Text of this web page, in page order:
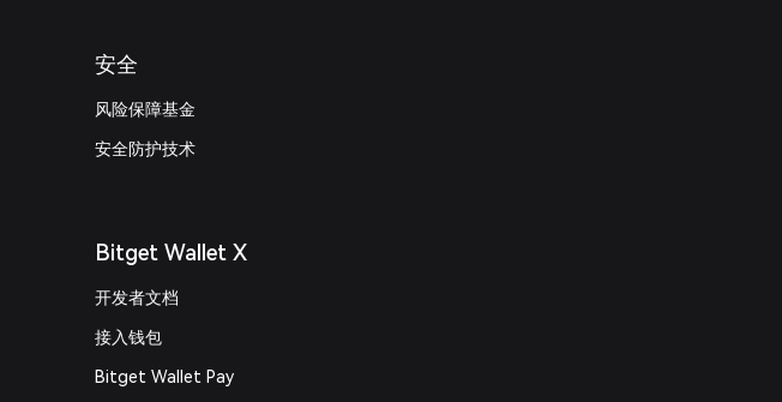
安全
风险保障基金
安全防护技术
Bitget Wallet X
开发者文档
接入钱包
Bitget Wallet Pay